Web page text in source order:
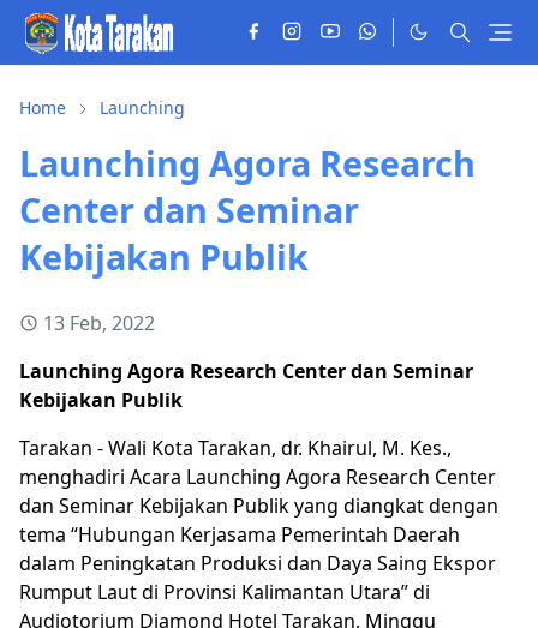
Home Launching
Launching Agora Research
Center dan Seminar
Kebijakan Publik
13 Feb, 2022
Launching Agora Research Center dan Seminar
Kebijakan Publik
Tarakan - Wali Kota Tarakan, dr. Khairul, M. Kes.,
menghadiri Acara Launching Agora Research Center
dan Seminar Kebijakan Publik yang diangkat dengan
tema “Hubungan Kerjasama Pemerintah Daerah
dalam Peningkatan Produksi dan Daya Saing Ekspor
Rumput Laut di Provinsi Kalimantan Utara” di
Audiotorium Diamond Hotel Tarakan, Minggu